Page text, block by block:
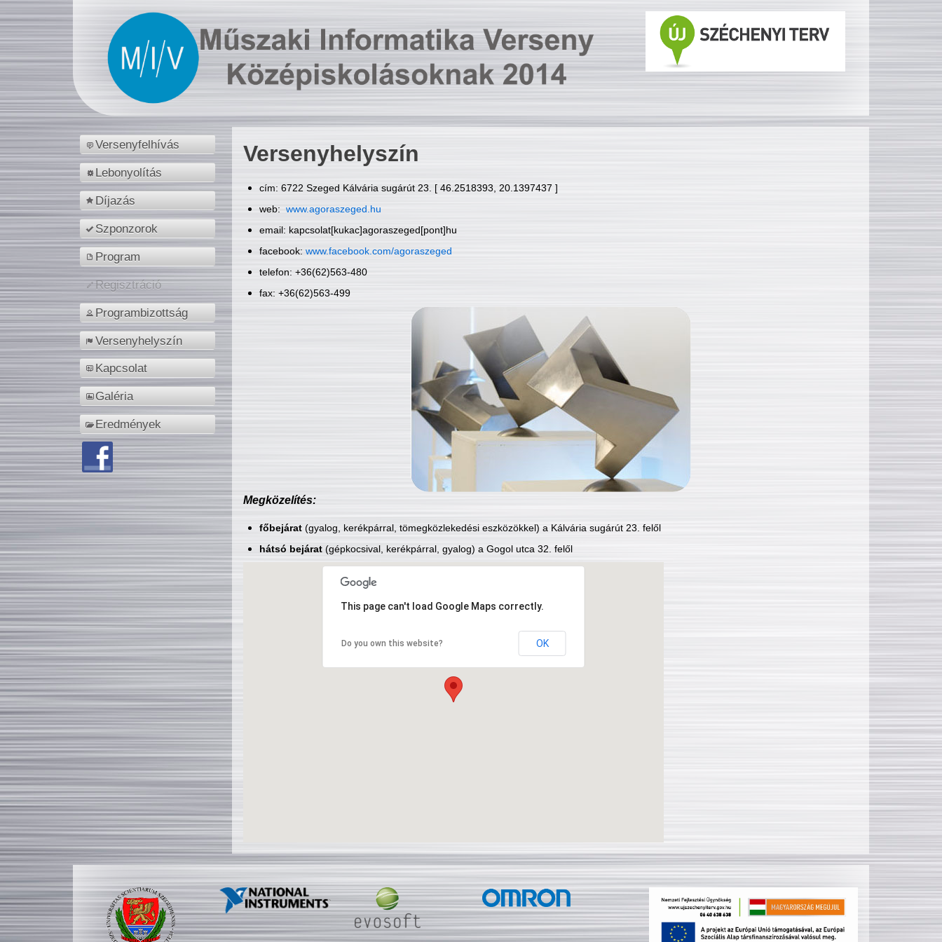
Versenyfelhívás
Lebonyolítás
Díjazás
Szponzorok
Program
Regisztráció
Programbizottság
Versenyhelyszín
Kapcsolat
Galéria
Eredmények
Versenyhelyszín
cím: 6722 Szeged Kálvária sugárút 23. [ 46.2518393, 20.1397437 ]
web: www.agoraszeged.hu
email: kapcsolat[kukac]agoraszeged[pont]hu
facebook: www.facebook.com/agoraszeged
telefon: +36(62)563-480
fax: +36(62)563-499
Megközelítés:
főbejárat(gyalog, kerékpárral, tömegközlekedési eszközökkel) a Kálvária sugárút 23. felől
hátsó bejárat(gépkocsival, kerékpárral, gyalog) a Gogol utca 32. felől
This page can't load Google Maps correctly.
Do you own this website? OK